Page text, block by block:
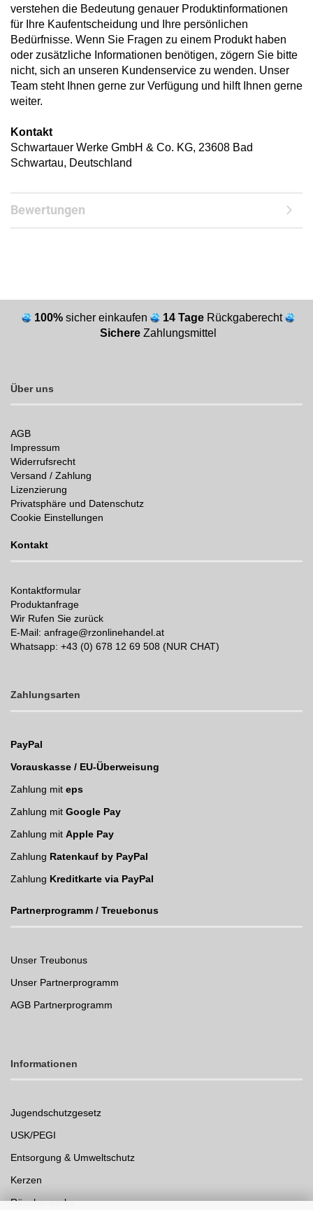
verstehen die Bedeutung genauer Produktinformationen
für Ihre Kaufentscheidung und Ihre persönlichen
Bedürfnisse. Wenn Sie Fragen zu einem Produkt haben
oder zusätzliche Informationen benötigen, zögern Sie bitte
nicht, sich an unseren Kundenservice zu wenden. Unser
Team steht Ihnen gerne zur Verfügung und hilft Ihnen gerne
weiter.
Kontakt
Schwartauer Werke GmbH & Co. KG, 23608 Bad
Schwartau, Deutschland
Bewertungen
100% sicher einkaufen 14 Tage Rückgaberecht
Sichere Zahlungsmittel
Über uns
AGB
Impressum
Widerrufsrecht
Versand / Zahlung
Lizenzierung
Privatsphäre und Datenschutz
Cookie Einstellungen
Kontakt
Kontaktformular
Produktanfrage
Wir Rufen Sie zurück
E-Mail: anfrage@rzonlinehandel.at
Whatsapp: +43 (0) 678 12 69 508 (NUR CHAT)
Zahlungsarten
PayPal
Vorauskasse / EU-Überweisung
Zahlung mit eps
Zahlung mit Google Pay
Zahlung mit Apple Pay
Zahlung Ratenkauf by PayPal
Zahlung Kreditkarte via PayPal
Partnerprogramm / Treuebonus
Unser Treubonus
Unser Partnerprogramm
AGB Partnerprogramm
Informationen
Jugendschutzgesetz
USK/PEGI
Entsorgung & Umweltschutz
Kerzen
Räucherwerke